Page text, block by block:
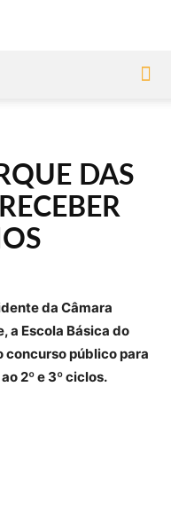
DAS
da Câmara
a Escola Básica do
concurso público para
2º e 3º ciclos.